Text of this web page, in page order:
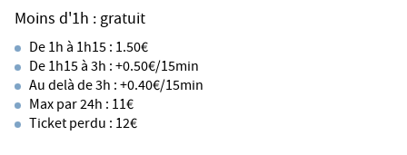
Moins d'1h : gratuit
De 1h à 1h15 : 1.50€
De 1h15 à 3h : +0.50€/15min
Au delà de 3h : +0.40€/15min
Max par 24h : 11€
Ticket perdu : 12€